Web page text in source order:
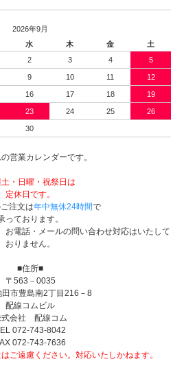
2026年9月
水 木 金
土
2 3 4 5
9 10 11 12
16 17 18 19
23 24 25 26
30
営業カレンダーです。
・日曜・祝祭日は
定休日です。
注文は年中無休24時間で
っております。
お電話・メールの問い合わせ対応はいたして
おりません。
■住所■
〒563－0035
田市豊島南2丁目216－8
配線コムビル
式会社 配線コム
072-743-8042
072-743-7636
ご遠慮ください。対応いたしかねます。